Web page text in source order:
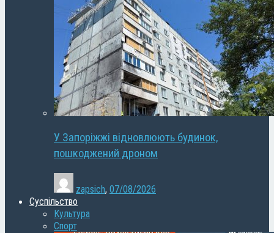
У Запоріжжі відновлюють будинок,
пошкоджений дроном
zapsich, 07/08/2026
Суспільство
Культура
Спорт